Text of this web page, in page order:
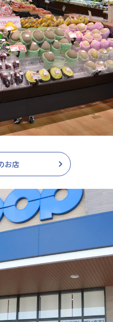
お店